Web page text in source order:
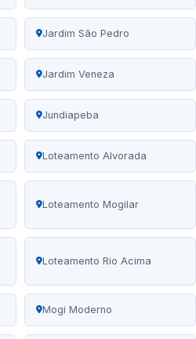
Jardim São Pedro
Jardim Veneza
Jundiapeba
Loteamento Alvorada
Loteamento Mogilar
Loteamento Rio Acima
Mogi Moderno